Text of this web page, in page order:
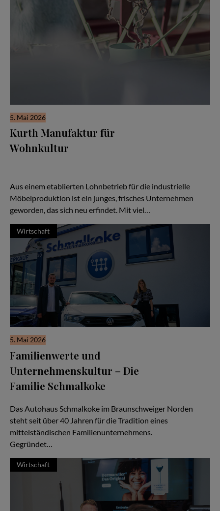
5. Mai 2026
Kurth Manufaktur für
Wohnkultur
Aus einem etablierten Lohnbetrieb für die industrielle
Möbelproduktion ist ein junges, frisches Unternehmen
geworden, das sich neu erfindet. Mit viel…
Wirtschaft
5. Mai 2026
Familienwerte und
Unternehmenskultur – Die
Familie Schmalkoke
Das Autohaus Schmalkoke im Braunschweiger Norden
steht seit über 40 Jahren für die Tradition eines
mittelständischen Familienunternehmens.
Gegründet…
Wirtschaft